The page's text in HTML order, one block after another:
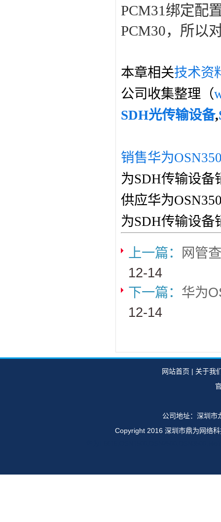
PCM31绑定配
PCM30，所以
本章相关技术资
公司收集整理（
SDH光传输设备,
销售华为
为SDH传输设备
供应华为
为SDH传输设备
上一篇：
网管
12-14
下一篇： 华为
12-14
网站首页 | 关于我
公司地址：深圳市
Copyright 2016 深圳市鼎为网络